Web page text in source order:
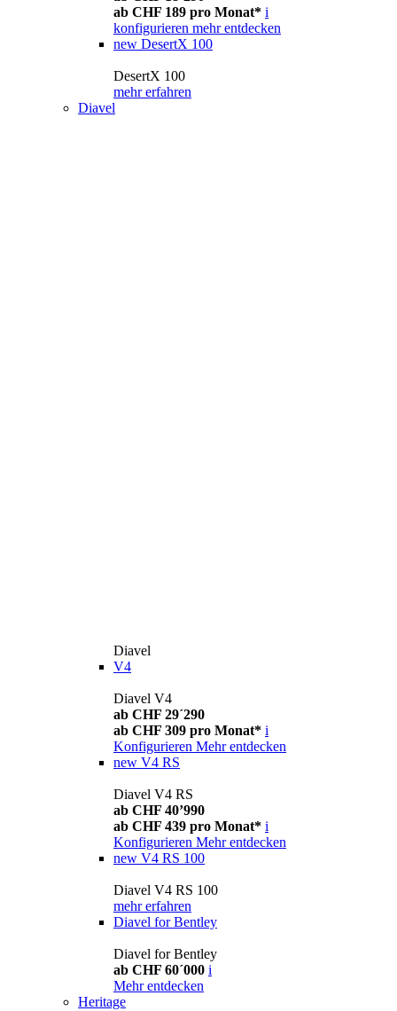
ab CHF 189 pro Monat* i
konfigurieren mehr entdecken
new DesertX 100
DesertX 100
mehr erfahren
Diavel
Diavel
V4
Diavel V4
ab CHF 29´290
ab CHF 309 pro Monat* i
Konfigurieren Mehr entdecken
new V4 RS
Diavel V4 RS
ab CHF 40’990
ab CHF 439 pro Monat* i
Konfigurieren Mehr entdecken
new V4 RS 100
Diavel V4 RS 100
mehr erfahren
Diavel for Bentley
Diavel for Bentley
ab CHF 60´000 i
Mehr entdecken
Heritage